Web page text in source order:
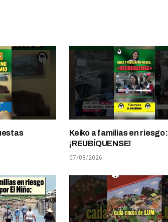
Keiko a familias en riesgo:
¡REUBÍQUENSE!
07/08/2026